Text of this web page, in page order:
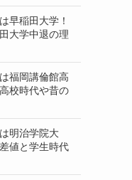
早稲田大学！
大学中退の理
福岡講倫館高
校時代や昔の
明治学院大
値と学生時代